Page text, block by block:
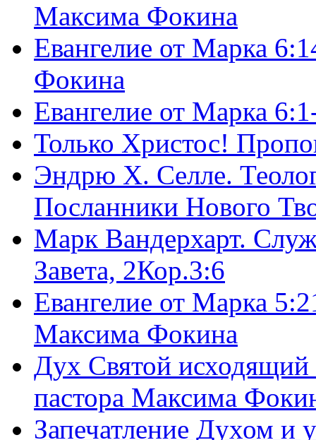
Максима Фокина
Евангелие от Марка
Фокина
Евангелие от Марка
Только Христос!
Эндрю Х. Селле.
Посланники Нового
Марк Вандерхарт.
Завета, 2Кор.3:6
Евангелие от Марка
Максима Фокина
Дух Святой
пастора Максима
Запечатление Духом и